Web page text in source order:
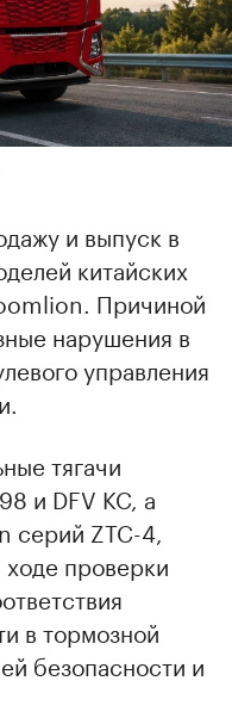
и выпуск в
китайских
Причиной
нарушения в
управления
тягачи
и DFV KC, а
серий ZTC-4,
проверки
в тормозной
безопасности и